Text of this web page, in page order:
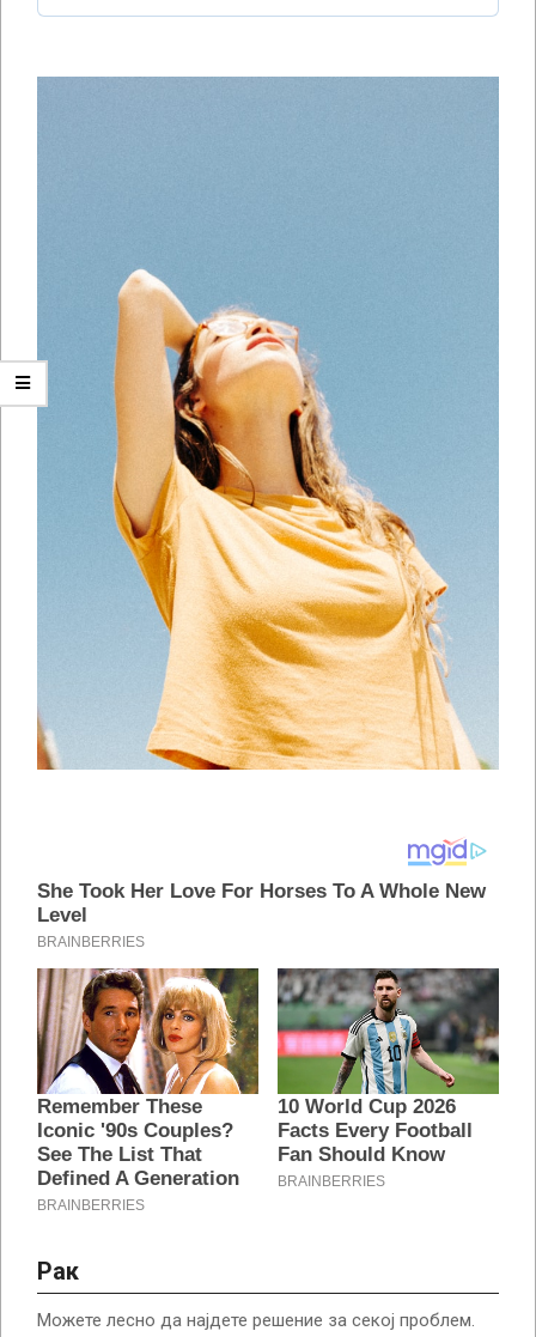
Рак
Можете лесно да најдете решение за секој проблем.